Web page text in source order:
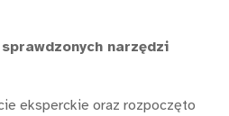
narzędzi
eksperckie oraz rozpoczęto